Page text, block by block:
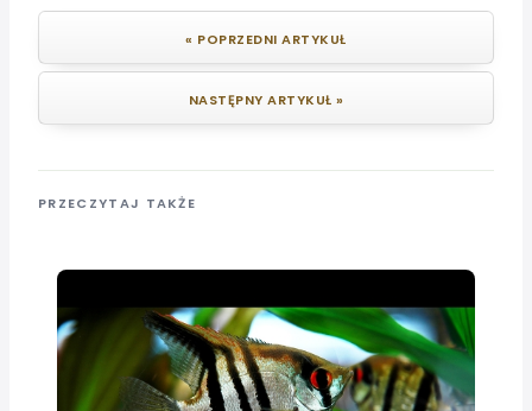
« POPRZEDNI ARTYKUŁ
NASTĘPNY ARTYKUŁ »
PRZECZYTAJ TAKŻE